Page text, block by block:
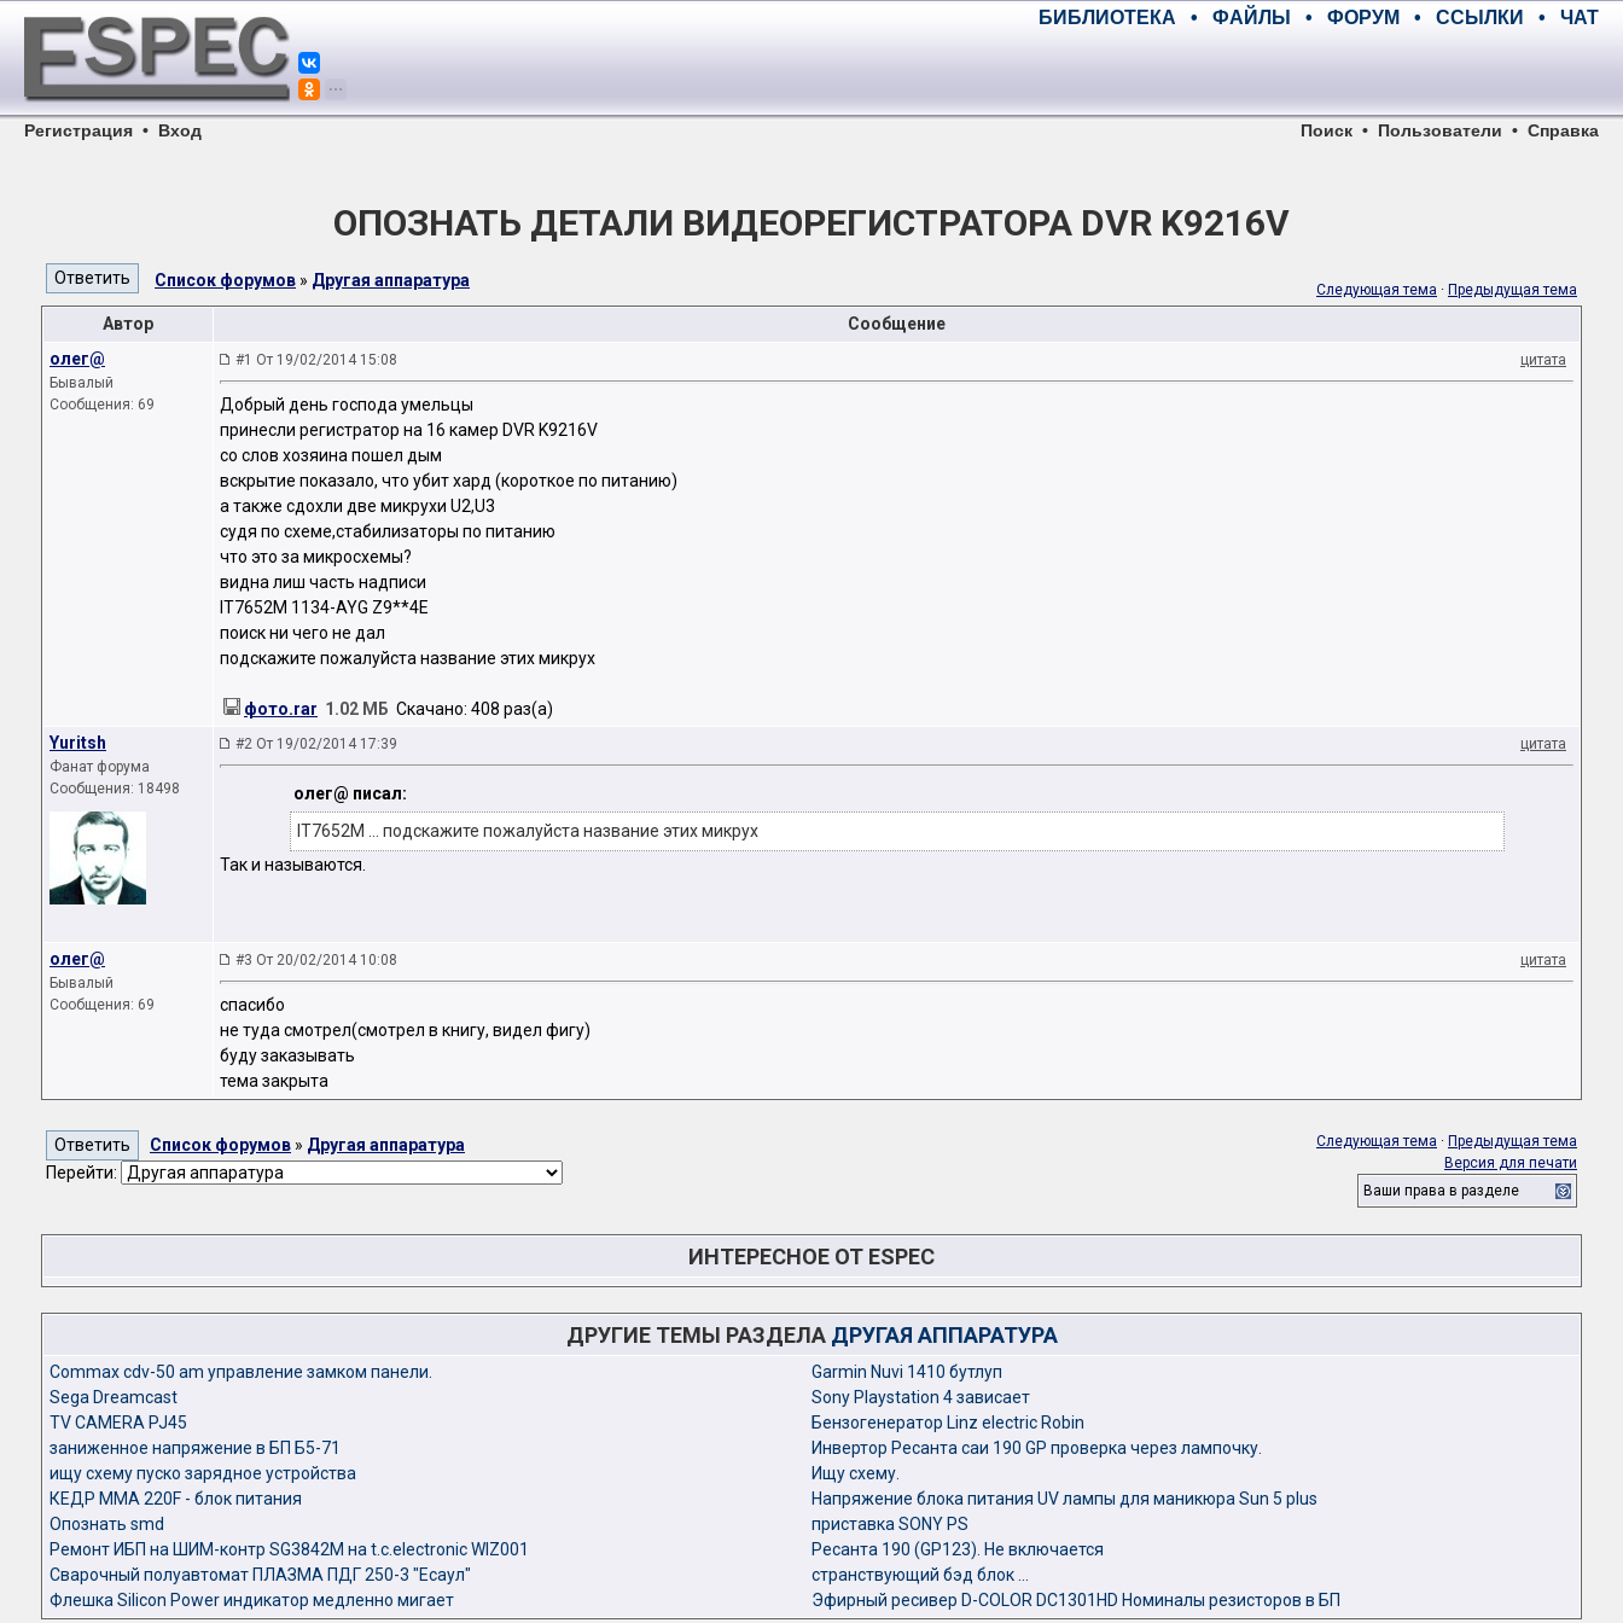
БИБЛИОТЕКА • ФАЙЛЫ • ФОРУМ • ССЫЛКИ • ЧАТ
Регистрация • Вход Поиск • Пользователи • Справка
ОПОЗНАТЬ ДЕТАЛИ ВИДЕОРЕГИСТРАТОРА DVR K9216V
Список форумов » Другая аппаратура Следующая тема · Предыдущая тема
Автор
Сообщение
олег@
Бывалый
Сообщения: 69
#1 От 19/02/2014 15:08 цитата
Добрый день господа умельцы
принесли регистратор на 16 камер DVR K9216V
со слов хозяина пошел дым
вскрытие показало, что убит хард (короткое по питанию)
а также сдохли две микрухи U2,U3
судя по схеме,стабилизаторы по питанию
что это за микросхемы?
видна лиш часть надписи
IT7652M 1134-AYG Z9**4E
поиск ни чего не дал
подскажите пожалуйста название этих микрух
фото.rar 1.02 МБ Скачано: 408 раз(а)
Yuritsh
Фанат форума
Сообщения: 18498
#2 От 19/02/2014 17:39 цитата
олег@ писал:
IT7652M ... подскажите пожалуйста название этих микрух
Так и называются.
олег@
Бывалый
Сообщения: 69
#3 От 20/02/2014 10:08 цитата
спасибо
не туда смотрел(смотрел в книгу, видел фигу)
буду заказывать
тема закрыта
Список форумов » Другая аппаратура
Перейти:
Следующая тема · Предыдущая тема
Версия для печати
Ваши права в разделе
ИНТЕРЕСНОЕ ОТ ESPEC
ДРУГИЕ ТЕМЫ РАЗДЕЛА ДРУГАЯ АППАРАТУРА
Commax cdv-50 am управление замком панели.
Garmin Nuvi 1410 бутлуп
Sega Dreamcast
Sony Playstation 4 зависает
TV CAMERA PJ45
Бензогенератор Linz electric Robin
заниженное напряжение в БП Б5-71
Инвертор Ресанта саи 190 GP проверка через лампочку.
ищу схему пуско зарядное устройства
Ищу схему.
КЕДР MMA 220F - блок питания
Напряжение блока питания UV лампы для маникюра Sun 5 plus
Опознать smd
приставка SONY PS
Ремонт ИБП на ШИМ-контр SG3842M на t.c.electronic WIZ001
Ресанта 190 (GP123). Не включается
Сварочный полуавтомат ПЛАЗМА ПДГ 250-3 "Есаул"
странствующий бэд блок ...
Флешка Silicon Power индикатор медленно мигает
Эфирный ресивер D-COLOR DC1301HD Номиналы резисторов в БП